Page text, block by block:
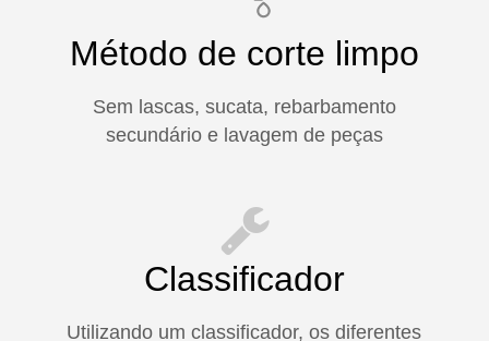
Método de corte limpo
Sem lascas, sucata, rebarbamento
secundário e lavagem de peças
Classificador
Utilizando um classificador, os diferentes